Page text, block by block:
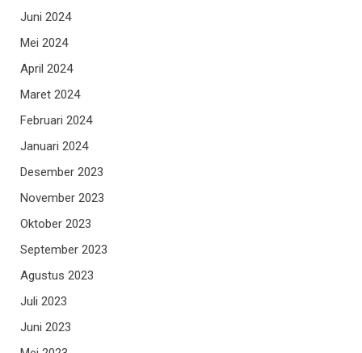
Juni 2024
Mei 2024
April 2024
Maret 2024
Februari 2024
Januari 2024
Desember 2023
November 2023
Oktober 2023
September 2023
Agustus 2023
Juli 2023
Juni 2023